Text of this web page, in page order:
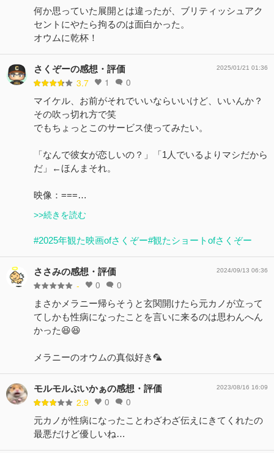
何か思っていた展開とは違ったが、ブリティッシュアク
セントにやたら拘るのは面白かった。
オウムに乾杯！
さくぞーの感想・評価
3.7 1 0
2025/01/21 01:36
マイケル、お前がそれでいいならいいけど、いいんか？
その吹っ切れ方で笑
でもちょっとこのサービス使ってみたい。
「なんで彼女が恋しいの？」「1人でいるよりマシだから
だ」←ほんまそれ。
映像：===…
>>続きを読む
#2025年観た映画ofさくぞー#観たショートofさくぞー
ささみの感想・評価
- 0 0
2024/09/13 06:36
まさかメラニー帰らそうと玄関開けたら元カノが立って
てしかも性病になったことを言いに来るのは思わんへん
かった😆😆
メラニーのオウムの真似好き🦜
モルモルぷいかぁの感想・評価
2.9 0 0
2023/08/16 16:09
元カノが性病になったことわざわざ伝えにきてくれたの
最悪だけど優しいね…